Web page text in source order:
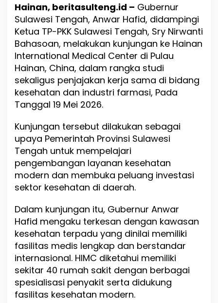
a
m
a
e
s
e
a
t
a
n
F
r
m
a
i
d
i
H
i
n
a
n
,
C
Hainan, beritasulteng.id – Gubernur
Sulawesi Tengah, Anwar Hafid, didampingi
Ketua TP-PKK Sulawesi Tengah, Sry Nirwanti
Bahasoan, melakukan kunjungan ke Hainan
International Medical Center di Pulau
Hainan, China, dalam rangka studi
sekaligus penjajakan kerja sama di bidang
kesehatan dan industri farmasi, Pada
Tanggal 19 Mei 2026.
Kunjungan tersebut dilakukan sebagai
upaya Pemerintah Provinsi Sulawesi
Tengah untuk mempelajari
pengembangan layanan kesehatan
modern dan membuka peluang investasi
sektor kesehatan di daerah.
Dalam kunjungan itu, Gubernur Anwar
Hafid mengaku terkesan dengan kawasan
kesehatan terpadu yang dinilai memiliki
fasilitas medis lengkap dan berstandar
internasional. HIMC diketahui memiliki
sekitar 40 rumah sakit dengan berbagai
spesialisasi penyakit serta didukung
fasilitas kesehatan modern.